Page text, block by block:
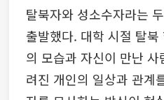
탈북자와 성소수자라는
출발했다. 대학 시절 탈
의 모습과 자신이 만난
려진 개인의 일상과 관계